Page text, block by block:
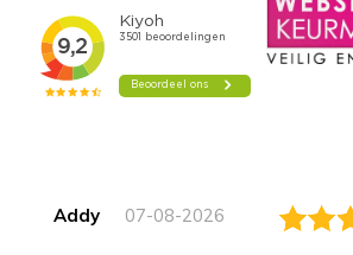
Addy 07-08-2026